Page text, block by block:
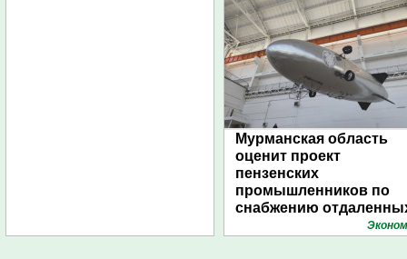
Мурманская область
оценит проект
пензенских
промышленников по
снабжению
поселений с помощью